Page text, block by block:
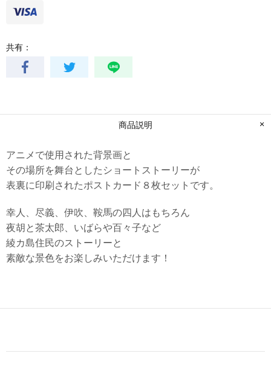
共有：
商品説明
アニメで使用された背景画と
その場所を舞台としたショートストーリーが
表裏に印刷されたポストカード８枚セットです。
幸人、尽義、伊吹、鞍馬の四人はもちろん
夜胡と茶太郎、いばらや百々子など
綾カ島住民のストーリーと
素敵な景色をお楽しみいただけます！